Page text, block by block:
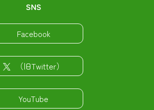
SNS
Facebook
（旧Twitter）
YouTube